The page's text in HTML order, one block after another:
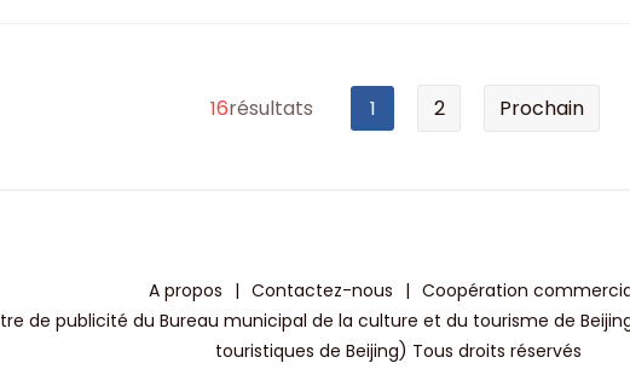
16résultats 1 2 Prochain
A propos | Contactez-nous | Coopération
de publicité du Bureau municipal de la culture et du tourisme de
touristiques de Beijing) Tous droits réservés